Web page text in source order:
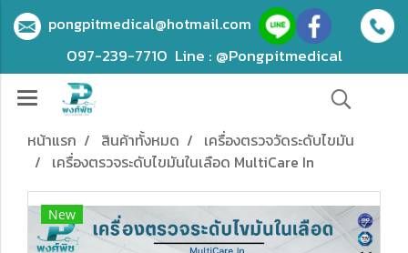
pongpitmedical@hotmail.com
097-239-7710 Line : @Pongpitmedical
หน้าแรก สินค้าทั้งหมด
เครื่องตรวจวัดระดับไขมัน
เครื่องตรวจระดับไขมันในเลือด MultiCare In
New